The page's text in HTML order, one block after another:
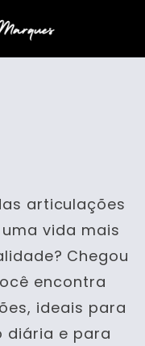
articulações
vida mais
Chegou
encontra
ideais para
diária e para